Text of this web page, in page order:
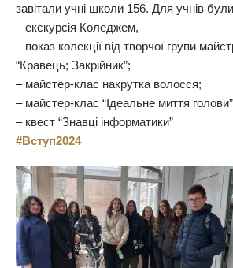
завітали учні школи 156. Для учнів
– екскурсія Коледжем,
– показ колекції від творчої групи
“Кравець; Закрійник”;
– майстер-клас накрутка волосся;
– майстер-клас “Ідеальне миття
– квест “Знавці інформатики”
#Вступ2024